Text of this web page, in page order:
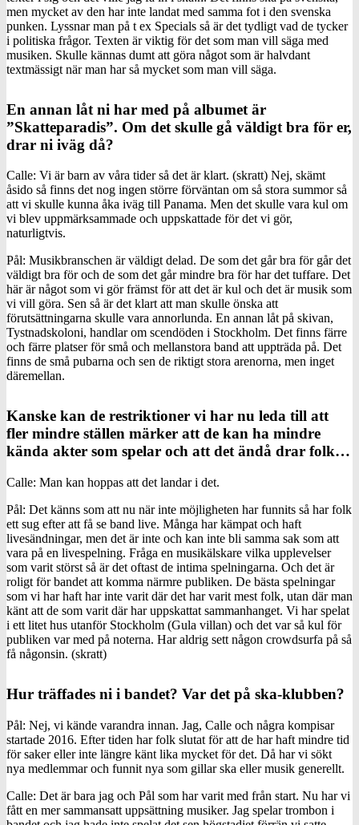
men mycket av den har inte landat med samma fot i den svenska
punken. Lyssnar man på t ex Specials så är det tydligt vad de tycker
i politiska frågor. Texten är viktig för det som man vill säga med
musiken. Skulle kännas dumt att göra något som är halvdant
textmässigt när man har så mycket som man vill säga.
En annan låt ni har med på albumet är
”Skatteparadis”. Om det skulle gå väldigt bra för er,
drar ni iväg då?
Calle: Vi är barn av våra tider så det är klart. (skratt) Nej, skämt
åsido så finns det nog ingen större förväntan om så stora summor så
att vi skulle kunna åka iväg till Panama. Men det skulle vara kul om
vi blev uppmärksammade och uppskattade för det vi gör,
naturligtvis.
Pål: Musikbranschen är väldigt delad. De som det går bra för går det
väldigt bra för och de som det går mindre bra för har det tuffare. Det
här är något som vi gör främst för att det är kul och det är musik som
vi vill göra. Sen så är det klart att man skulle önska att
förutsättningarna skulle vara annorlunda. En annan låt på skivan,
Tystnadskoloni, handlar om scendöden i Stockholm. Det finns färre
och färre platser för små och mellanstora band att uppträda på. Det
finns de små pubarna och sen de riktigt stora arenorna, men inget
däremellan.
Kanske kan de restriktioner vi har nu leda till att
fler mindre ställen märker att de kan ha mindre
kända akter som spelar och att det ändå drar folk…
Calle: Man kan hoppas att det landar i det.
Pål: Det känns som att nu när inte möjligheten har funnits så har folk
ett sug efter att få se band live. Många har kämpat och haft
livesändningar, men det är inte och kan inte bli samma sak som att
vara på en livespelning. Fråga en musikälskare vilka upplevelser
som varit störst så är det oftast de intima spelningarna. Och det är
roligt för bandet att komma närmre publiken. De bästa spelningar
som vi har haft har inte varit där det har varit mest folk, utan där man
känt att de som varit där har uppskattat sammanhanget. Vi har spelat
i ett litet hus utanför Stockholm (Gula villan) och det var så kul för
publiken var med på noterna. Har aldrig sett någon crowdsurfa på så
få någonsin. (skratt)
Hur träffades ni i bandet? Var det på ska-klubben?
Pål: Nej, vi kände varandra innan. Jag, Calle och några kompisar
startade 2016. Efter tiden har folk slutat för att de har haft mindre tid
för saker eller inte längre känt lika mycket för det. Då har vi sökt
nya medlemmar och funnit nya som gillar ska eller musik generellt.
Calle: Det är bara jag och Pål som har varit med från start. Nu har vi
fått en mer sammansatt uppsättning musiker. Jag spelar trombon i